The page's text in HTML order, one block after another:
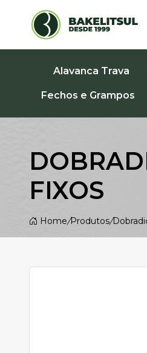
Alavanca Trava
Fechos e Grampos
FIXOS
Home/Produtos/